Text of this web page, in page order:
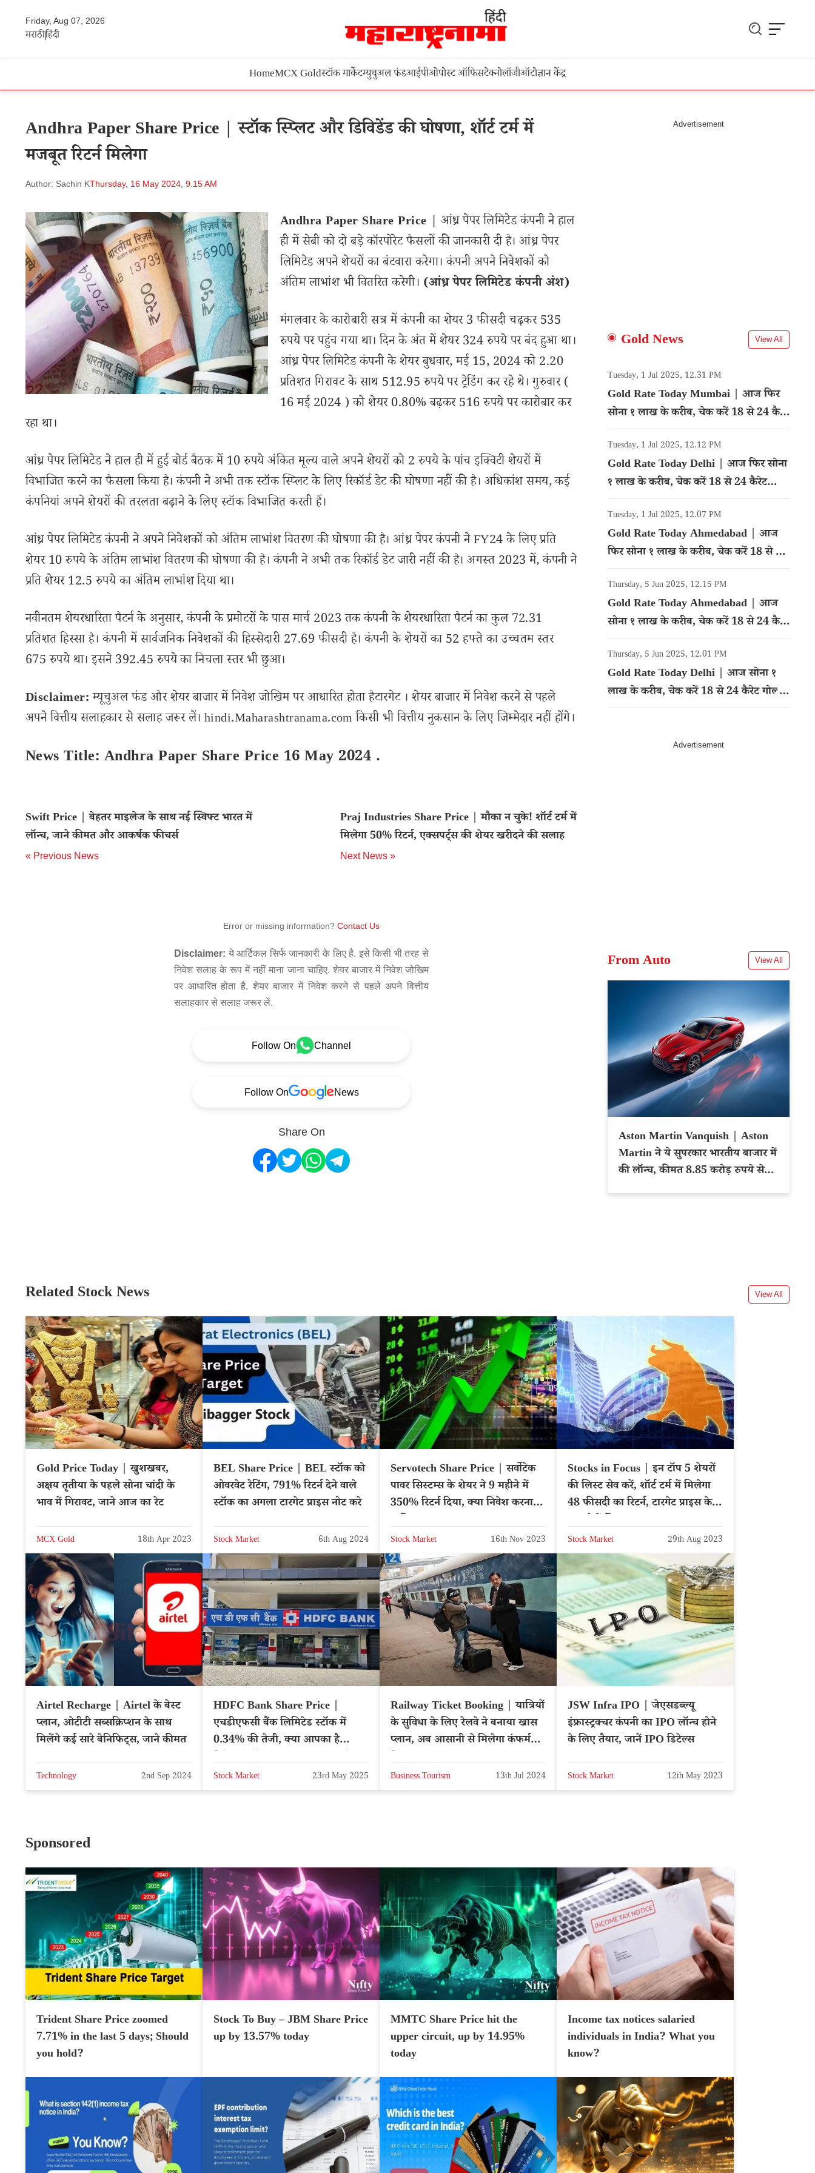
Friday, Aug 07, 2026
मराठीहिंदी
HomeMCX Goldस्टॉक मार्केटम्युचुअल फंडआईपीओपोस्ट ऑफिसटेक्नोलॉजीऑटोज्ञान केंद्र
Andhra Paper Share Price | स्टॉक स्प्लिट और डिविडेंड की घोषणा, शॉर्ट टर्म में
मजबूत रिटर्न मिलेगा
Author: Sachin KThursday, 16 May 2024, 9.15 AM
Andhra Paper Share Price | आंध्र पेपर लिमिटेड कंपनी ने हाल
ही में सेबी को दो बड़े कॉरपोरेट फैसलों की जानकारी दी है। आंध्र पेपर
लिमिटेड अपने शेयरों का बंटवारा करेगा। कंपनी अपने निवेशकों को
अंतिम लाभांश भी वितरित करेगी। (आंध्र पेपर लिमिटेड कंपनी अंश)
मंगलवार के कारोबारी सत्र में कंपनी का शेयर 3 फीसदी चढ़कर 535
रुपये पर पहुंच गया था। दिन के अंत में शेयर 324 रुपये पर बंद हुआ था।
आंध्र पेपर लिमिटेड कंपनी के शेयर बुधवार, मई 15, 2024 को 2.20
प्रतिशत गिरावट के साथ 512.95 रुपये पर ट्रेडिंग कर रहे थे। गुरुवार (
16 मई 2024 ) को शेयर 0.80% बढ़कर 516 रुपये पर कारोबार कर
रहा था।
आंध्र पेपर लिमिटेड ने हाल ही में हुई बोर्ड बैठक में 10 रुपये अंकित मूल्य वाले अपने शेयरों को 2 रुपये के पांच इक्विटी शेयरों में
विभाजित करने का फैसला किया है। कंपनी ने अभी तक स्टॉक स्प्लिट के लिए रिकॉर्ड डेट की घोषणा नहीं की है। अधिकांश समय, कई
कंपनियां अपने शेयरों की तरलता बढ़ाने के लिए स्टॉक विभाजित करती हैं।
आंध्र पेपर लिमिटेड कंपनी ने अपने निवेशकों को अंतिम लाभांश वितरण की घोषणा की है। आंध्र पेपर कंपनी ने FY24 के लिए प्रति
शेयर 10 रुपये के अंतिम लाभांश वितरण की घोषणा की है। कंपनी ने अभी तक रिकॉर्ड डेट जारी नहीं की है। अगस्त 2023 में, कंपनी ने
प्रति शेयर 12.5 रुपये का अंतिम लाभांश दिया था।
नवीनतम शेयरधारिता पैटर्न के अनुसार, कंपनी के प्रमोटरों के पास मार्च 2023 तक कंपनी के शेयरधारिता पैटर्न का कुल 72.31
प्रतिशत हिस्सा है। कंपनी में सार्वजनिक निवेशकों की हिस्सेदारी 27.69 फीसदी है। कंपनी के शेयरों का 52 हफ्ते का उच्चतम स्तर
675 रुपये था। इसने 392.45 रुपये का निचला स्तर भी छुआ।
Disclaimer:म्यूचुअल फंड और शेयर बाजार में निवेश जोखिम पर आधारित होता हैटारगेट । शेयर बाजार में निवेश करने से पहले
अपने वित्तीय सलाहकार से सलाह जरूर लें। hindi.Maharashtranama.com किसी भी वित्तीय नुकसान के लिए जिम्मेदार नहीं होंगे।
News Title: Andhra Paper Share Price 16 May 2024 .
Swift Price | बेहतर माइलेज के साथ नई स्विफ्ट भारत में
लॉन्च, जाने कीमत और आकर्षक फीचर्स
« Previous News
Praj Industries Share Price | मौका न चुके! शॉर्ट टर्म में
मिलेगा 50% रिटर्न, एक्सपर्ट्स की शेयर खरीदने की सलाह
Next News »
Error or missing information? Contact Us
Disclaimer: ये आर्टिकल सिर्फ जानकारी के लिए है. इसे किसी भी तरह से
निवेश सलाह के रूप में नहीं माना जाना चाहिए. शेयर बाजार में निवेश जोखिम
पर आधारित होता है. शेयर बाजार में निवेश करने से पहले अपने वित्तीय
सलाहकार से सलाह जरूर लें.
Follow On Channel
Follow On News
Share On
Gold News View All
Tuesday, 1 Jul 2025, 12.31 PM
Gold Rate Today Mumbai | आज फिर
सोना १ लाख के करीब, चेक करें 18 से 24 कैरेट
गोल्ड का रेट
Tuesday, 1 Jul 2025, 12.12 PM
Gold Rate Today Delhi | आज फिर सोना
१ लाख के करीब, चेक करें 18 से 24 कैरेट
गोल्ड का रेट
Tuesday, 1 Jul 2025, 12.07 PM
Gold Rate Today Ahmedabad | आज
फिर सोना १ लाख के करीब, चेक करें 18 से 24
कैरेट गोल्ड का रेट
Thursday, 5 Jun 2025, 12.15 PM
Gold Rate Today Ahmedabad | आज
सोना १ लाख के करीब, चेक करें 18 से 24 कैरेट
गोल्ड का रेट
Thursday, 5 Jun 2025, 12.01 PM
Gold Rate Today Delhi | आज सोना १
लाख के करीब, चेक करें 18 से 24 कैरेट गोल्ड
का रेट
From Auto View All
Aston Martin Vanquish | Aston
Martin ने ये सुपरकार भारतीय बाजार में
की लॉन्च, कीमत 8.85 करोड़ रुपये से
Related Stock News View All
Gold Price Today | खुशखबर,
अक्षय तृतीया के पहले सोना चांदी के
भाव में गिरावट, जाने आज का रेट
MCX Gold 18th Apr 2023
BEL Share Price | BEL स्टॉक को
ओवरवेट रेटिंग, 791% रिटर्न देने वाले
स्टॉक का अगला टारगेट प्राइस नोट करे
Stock Market 6th Aug 2024
Servotech Share Price | सर्वोटेक
पावर सिस्टम्स के शेयर ने 9 महीने में
350% रिटर्न दिया, क्या निवेश करना
Stock Market 16th Nov 2023
Stocks in Focus | इन टॉप 5 शेयरों
की लिस्ट सेव करें, शॉर्ट टर्म में मिलेगा
48 फीसदी का रिटर्न, टारगेट प्राइस के
Stock Market 29th Aug 2023
Airtel Recharge | Airtel के बेस्ट
प्लान, ओटीटी सब्सक्रिप्शन के साथ
मिलेंगे कई सारे बेनिफिट्स, जाने कीमत
Technology 2nd Sep 2024
HDFC Bank Share Price |
एचडीएफसी बैंक लिमिटेड स्टॉक में
0.34% की तेजी, क्या आपका है
Stock Market 23rd May 2025
Railway Ticket Booking | यात्रियों
के सुविधा के लिए रेलवे ने बनाया खास
प्लान, अब आसानी से मिलेगा कंफर्म
Business Tourism 13th Jul 2024
JSW Infra IPO | जेएसडब्ल्यू
इंफ्रास्ट्रक्चर कंपनी का IPO लॉन्च होने
के लिए तैयार, जानें IPO डिटेल्स
Stock Market 12th May 2023
Sponsored
Trident Share Price zoomed
7.71% in the last 5 days; Should
you hold?
Stock To Buy – JBM Share Price
up by 13.57% today
MMTC Share Price hit the
upper circuit, up by 14.95%
today
Income tax notices salaried
individuals in India? What you
know?